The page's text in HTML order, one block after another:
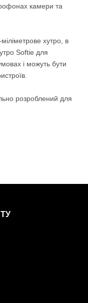
камери та
хутро, в
Softie для
і можуть бути
розроблений для